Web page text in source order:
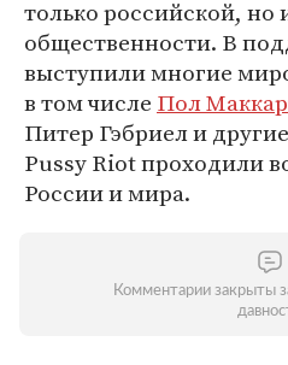
только российской, но
общественности. В
выступили многие
в том числе Пол
Питер Гэбриел и
Pussy Riot проходили
России и мира.
Комментарии закрыты